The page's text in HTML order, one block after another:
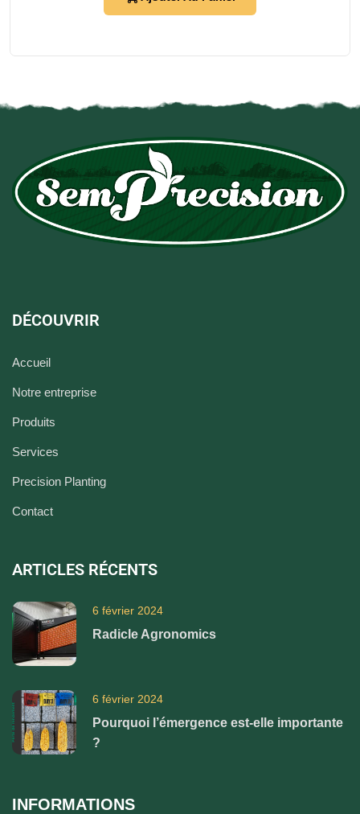
DÉCOUVRIR
Accueil
Notre entreprise
Produits
Services
Precision Planting
Contact
ARTICLES RÉCENTS
6 février 2024
Radicle Agronomics
6 février 2024
Pourquoi l’émergence est-elle importante
?
INFORMATIONS